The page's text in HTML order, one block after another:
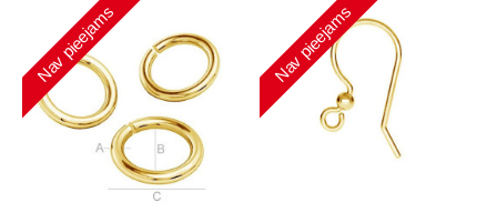
Nav pieejams Nav pieejams